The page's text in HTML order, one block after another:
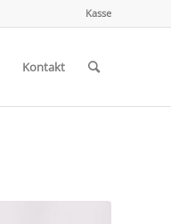
Kasse
Kontakt